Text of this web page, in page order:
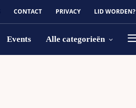
CONTACT PRIVACY LID WORDEN?
Events Alle categorieën